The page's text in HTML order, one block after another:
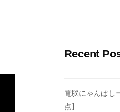
Recent
電脳にゃんぱし
点】